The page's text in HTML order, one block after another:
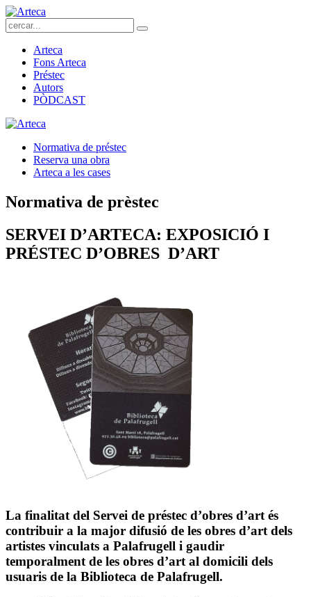
Arteca
Fons Arteca
Préstec
Autors
PÒDCAST
Normativa de préstec
Reserva una obra
Arteca a les cases
Normativa de prèstec
SERVEI D’ARTECA: EXPOSICIÓ I
PRÉSTEC D’OBRES D’ART
La finalitat del Servei de préstec d’obres d’art és
contribuir a la major difusió de les obres d’art dels
artistes vinculats a Palafrugell i gaudir
temporalment de les obres d’art al domicili dels
usuaris de la Biblioteca de Palafrugell.